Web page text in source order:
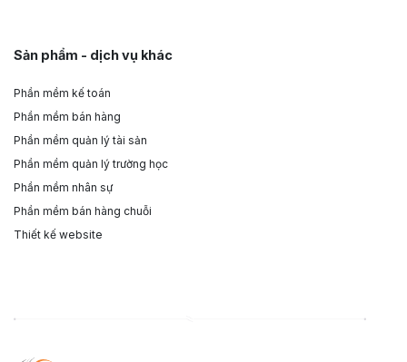
Sản phẩm - dịch vụ khác
Phần mềm kế toán
Phần mềm bán hàng
Phần mềm quản lý tài sản
Phần mềm quản lý trường học
Phần mềm nhân sự
Phần mềm bán hàng chuỗi
Thiết kế website